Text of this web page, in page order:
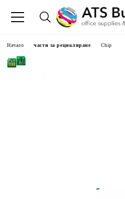
Начало части за рециклиране Chip